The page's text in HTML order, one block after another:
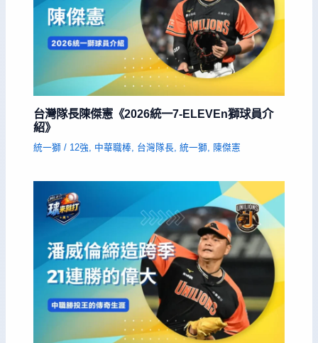
台灣隊長陳傑憲《2026統一7-ELEVEn獅球員介
紹》
統一獅 / 12強 中華職棒 台灣隊長 ,統一獅 陳傑憲